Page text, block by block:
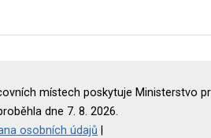
místech poskytuje Ministerstvo
dne 7. 8. 2026.
osobních údajů